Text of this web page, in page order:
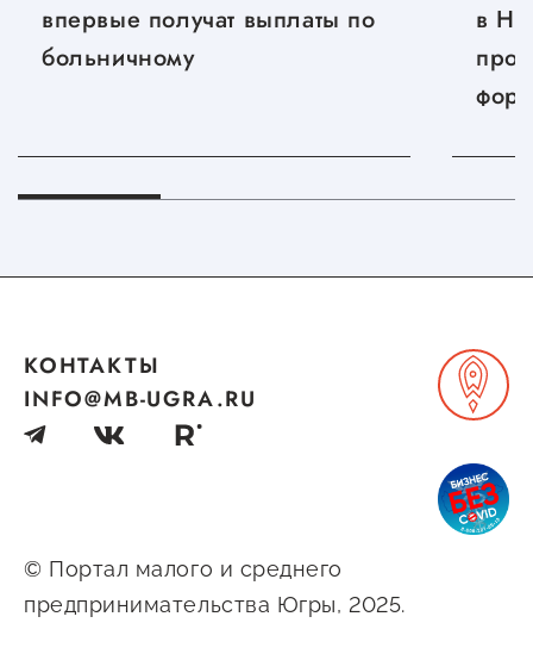
впервые получат выплаты по
больничному
в
© Портал малого и среднего
предпринимательства Югры, 2025.
КОНТАКТЫ
INFO@MB-UGRA.RU